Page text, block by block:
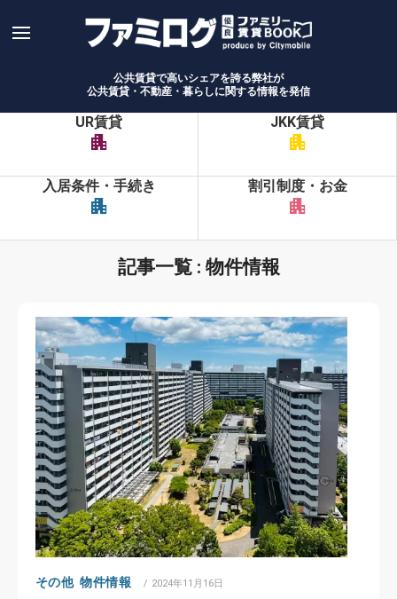
公共賃貸で高いシェアを誇る弊社が
公共賃貸・不動産・暮らしに関する情報を発信
UR賃貸
apartment
JKK賃貸
apartment
入居条件・手続き
apartment
割引制度・お金
apartment
記事一覧 : 物件情報
その他 物件情報
POSTED
2024年11月16日